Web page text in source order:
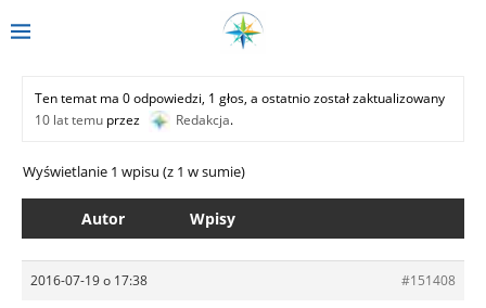
Ten temat ma 0 odpowiedzi, 1 głos, a ostatnio został zaktualizowany
10 lat temu przez Redakcja.
Wyświetlanie 1 wpisu (z 1 w sumie)
Autor Wpisy
2016-07-19 o 17:38 #151408